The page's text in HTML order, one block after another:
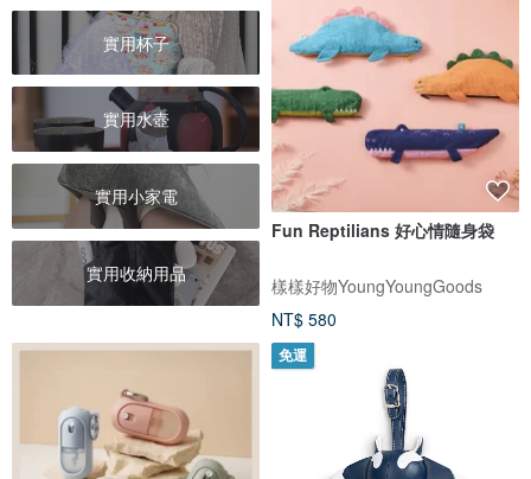
實用杯子
實用水壺
實用小家電
實用收納用品
Fun Reptilians 好心情隨身袋
樣樣好物YoungYoungGoods
NT$ 580
免運